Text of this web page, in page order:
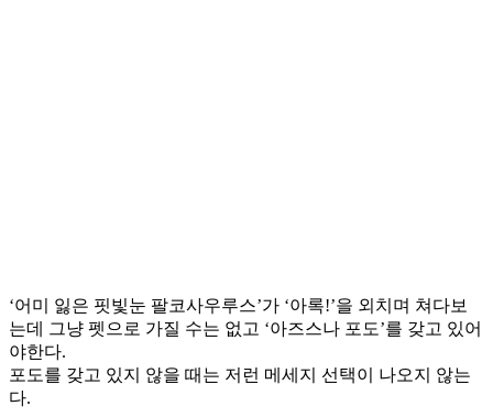
‘어미 잃은 핏빛눈 팔코사우루스’가 ‘아록!’을 외치며 쳐다보
는데 그냥 펫으로 가질 수는 없고 ‘아즈스나 포도’를 갖고 있어
야한다.
포도를 갖고 있지 않을 때는 저런 메세지 선택이 나오지 않는
다.